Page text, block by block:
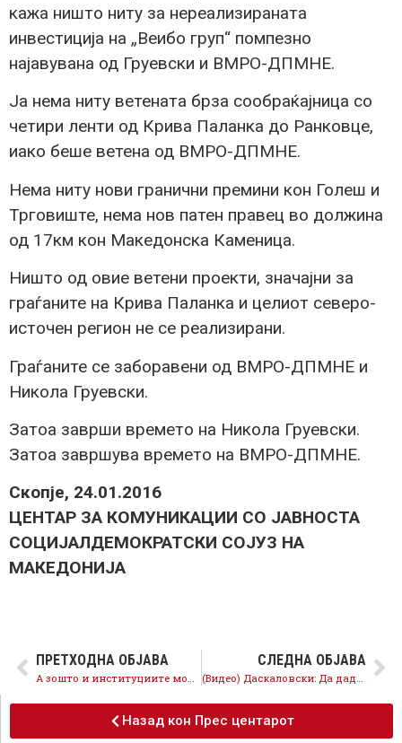
кажа ништо ниту за нереализираната
инвестиција на „Веибо груп“ помпезно
најавувана од Груевски и ВМРО-ДПМНЕ.
Ја нема ниту ветената брза сообраќајница со
четири ленти од Крива Паланка до Ранковце,
иако беше ветена од ВМРО-ДПМНЕ.
Нема ниту нови гранични премини кон Голеш и
Трговиште, нема нов патен правец во должина
од 17км кон Македонска Каменица.
Ништо од овие ветени проекти, значајни за
граѓаните на Крива Паланка и целиот северо-
источен регион не се реализирани.
Граѓаните се заборавени од ВМРО-ДПМНЕ и
Никола Груевски.
Затоа заврши времето на Никола Груевски.
Затоа завршува времето на ВМРО-ДПМНЕ.
Скопје, 24.01.2016
ЦЕНТАР ЗА КОМУНИКАЦИИ СО ЈАВНОСТА
СОЦИЈАЛДЕМОКРАТСКИ СОЈУЗ НА
МАКЕДОНИЈА
ПРЕТХОДНА ОБЈАВА
А зошто и институциите молчат за милионите на медиумите поврзани со Мијалков
СЛЕДНА ОБЈАВА
(Видео) Даскаловски: Да дадеме зелено светло да се дозволи пушењето на тераси и балкони
Назад кон Прес центарот